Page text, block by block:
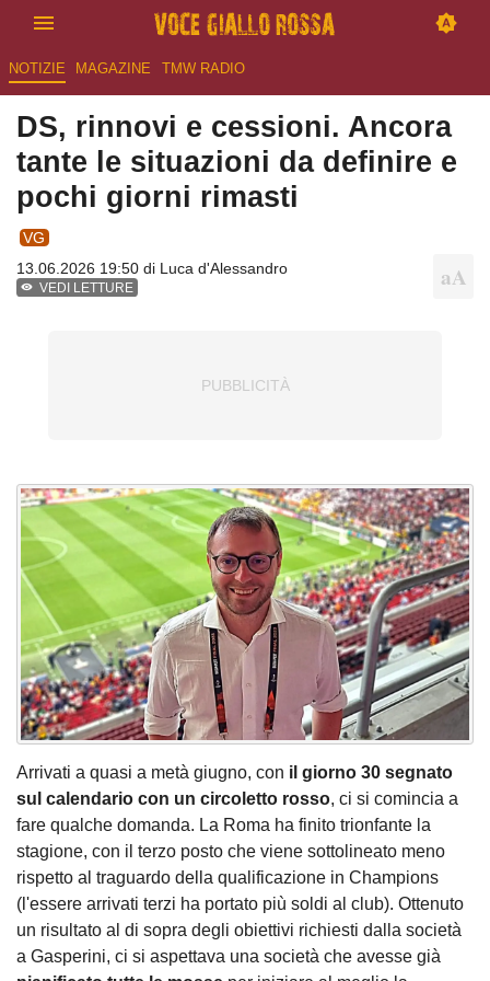
NOTIZIE MAGAZINE TMW RADIO
DS, rinnovi e cessioni. Ancora
tante le situazioni da definire e
pochi giorni rimasti
VG
13.06.2026 19:50 di Luca d'Alessandro
VEDI LETTURE
Arrivati a quasi a metà giugno, con il giorno 30 segnato
sul calendario con un circoletto rosso, ci si comincia a
fare qualche domanda. La Roma ha finito trionfante la
stagione, con il terzo posto che viene sottolineato meno
rispetto al traguardo della qualificazione in Champions
(l'essere arrivati terzi ha portato più soldi al club). Ottenuto
un risultato al di sopra degli obiettivi richiesti dalla società
a Gasperini, ci si aspettava una società che avesse già